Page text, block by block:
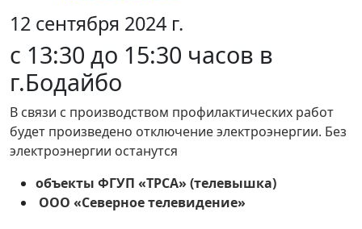
12 сентября 2024 г.
с 13:30 до 15:30 часов в
г.Бодайбо
В связи с производством профилактических работ
будет произведено отключение электроэнергии. Без
электроэнергии останутся
объекты ФГУП «ТРСА» (телевышка)
ООО «Северное телевидение»